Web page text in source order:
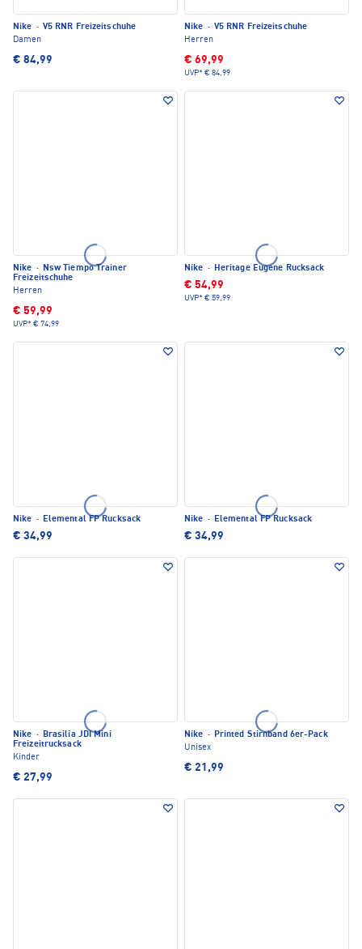
Nike · V5 RNR Freizeitschuhe
Damen
€ 84,99
Nike · V5 RNR Freizeitschuhe
Herren
€ 69,99
UVP* € 84,99
Nike · Nsw Tiempo Trainer
Freizeitschuhe
Herren
€ 59,99
UVP* € 74,99
Nike · Heritage Eugene Rucksack
€ 54,99
UVP* € 59,99
Nike · Elemental FP Rucksack
€ 34,99
Nike · Elemental FP Rucksack
€ 34,99
Nike · Brasilia JDI Mini
Freizeitrucksack
Kinder
€ 27,99
Nike · Printed Stirnband 6er-Pack
Unisex
€ 21,99